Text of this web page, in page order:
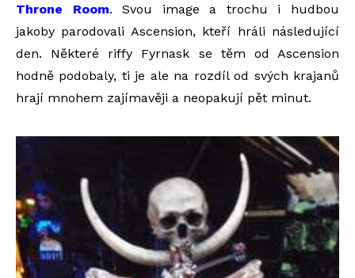
Throne Room. Svou image a trochu i hudbou
jakoby parodovali Ascension, kteří hráli následující
den. Některé riffy Fyrnask se těm od Ascension
hodně podobaly, ti je ale na rozdíl od svých krajanů
hrají mnohem zajímavěji a neopakují pět minut.